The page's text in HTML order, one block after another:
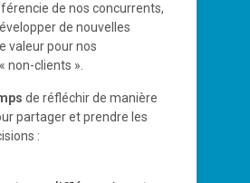
de nos concurrents,
de nouvelles
valeur pour nos
non-clients ».
de réfléchir de manière
partager et prendre les
: